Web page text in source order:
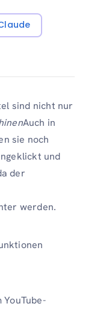
sind nicht nur
Auch in
sie noch
und
der
werden.
YouTube-